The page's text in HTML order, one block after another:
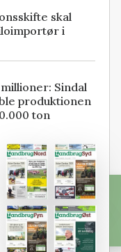
skal
i
Sindal
produktionen
ton